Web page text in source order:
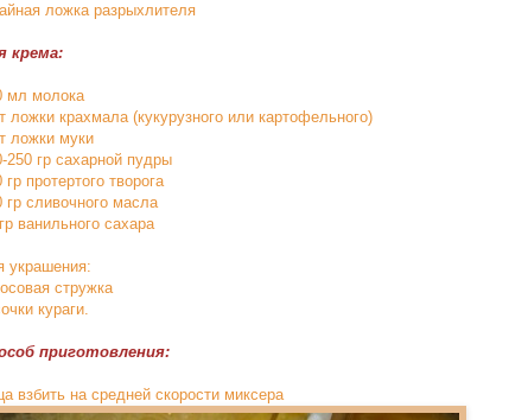
ложка разрыхлителя
крема:
мл молока
ложки крахмала (кукурузного или картофельного)
ложки муки
250 гр сахарной пудры
гр протертого творога
гр сливочного масла
ванильного сахара
украшения:
стружка
кураги.
приготовления:
взбить на средней скорости миксера